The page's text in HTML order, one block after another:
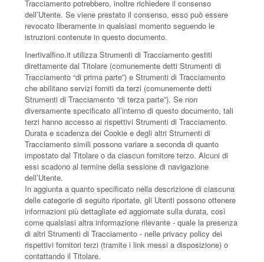
Tracciamento potrebbero, inoltre richiedere il consenso
dell’Utente. Se viene prestato il consenso, esso può essere
revocato liberamente in qualsiasi momento seguendo le
istruzioni contenute in questo documento.
Inertivalfino.it utilizza Strumenti di Tracciamento gestiti
direttamente dal Titolare (comunemente detti Strumenti di
Tracciamento “di prima parte”) e Strumenti di Tracciamento
che abilitano servizi forniti da terzi (comunemente detti
Strumenti di Tracciamento “di terza parte”). Se non
diversamente specificato all’interno di questo documento, tali
terzi hanno accesso ai rispettivi Strumenti di Tracciamento.
Durata e scadenza dei Cookie e degli altri Strumenti di
Tracciamento simili possono variare a seconda di quanto
impostato dal Titolare o da ciascun fornitore terzo. Alcuni di
essi scadono al termine della sessione di navigazione
dell’Utente.
In aggiunta a quanto specificato nella descrizione di ciascuna
delle categorie di seguito riportate, gli Utenti possono ottenere
informazioni più dettagliate ed aggiornate sulla durata, così
come qualsiasi altra informazione rilevante - quale la presenza
di altri Strumenti di Tracciamento - nelle privacy policy dei
rispettivi fornitori terzi (tramite i link messi a disposizione) o
contattando il Titolare.